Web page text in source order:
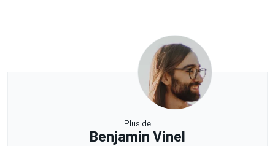
Plus de
Benjamin Vinel